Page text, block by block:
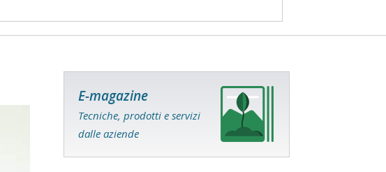
E-magazine
Tecniche, prodotti e servizi
dalle aziende